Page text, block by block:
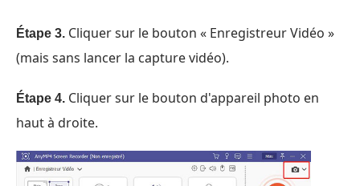
Étape 3. Cliquer sur le bouton « Enregistreur Vidéo »
(mais sans lancer la capture vidéo).
Étape 4. Cliquer sur le bouton d'appareil photo en
haut à droite.